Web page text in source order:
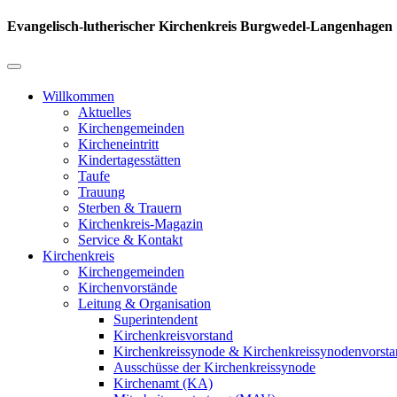
Evangelisch-lutherischer Kirchenkreis Burgwedel-Langenhagen
Willkommen
Aktuelles
Kirchengemeinden
Kircheneintritt
Kindertagesstätten
Taufe
Trauung
Sterben & Trauern
Kirchenkreis-Magazin
Service & Kontakt
Kirchenkreis
Kirchengemeinden
Kirchenvorstände
Leitung & Organisation
Superintendent
Kirchenkreisvorstand
Kirchenkreissynode &
Ausschüsse der Kirchenkreissynode
Kirchenamt (KA)